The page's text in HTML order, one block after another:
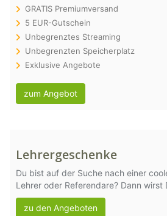
GRATIS Premiumversand
5 EUR-Gutschein
Unbegrenztes Streaming
Unbegrenzten Speicherplatz
Exklusive Angebote
zum Angebot
Lehrergeschenke
Du bist auf der Suche nach einer
Lehrer oder Referendare? Dann wirst
zu den Angeboten